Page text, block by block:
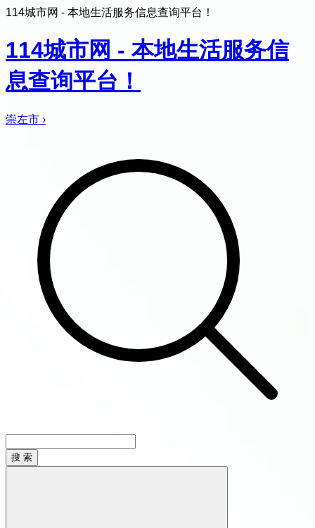
114城市网 - 本地生活服务信息查询平台！
114城市网 - 本地生活服务信
息查询平台！
崇左市 ›